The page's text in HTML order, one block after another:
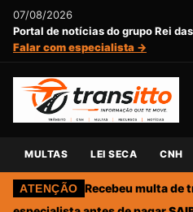
07/08/2026
Portal de notícias do grupo Rei
Falar com especialista →
MULTAS LEI SECA CNH
ATENÇÃO Recebeu multa de